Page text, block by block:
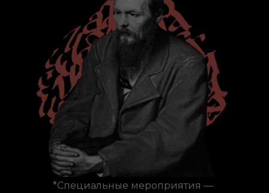
*Специальные мероприятия —